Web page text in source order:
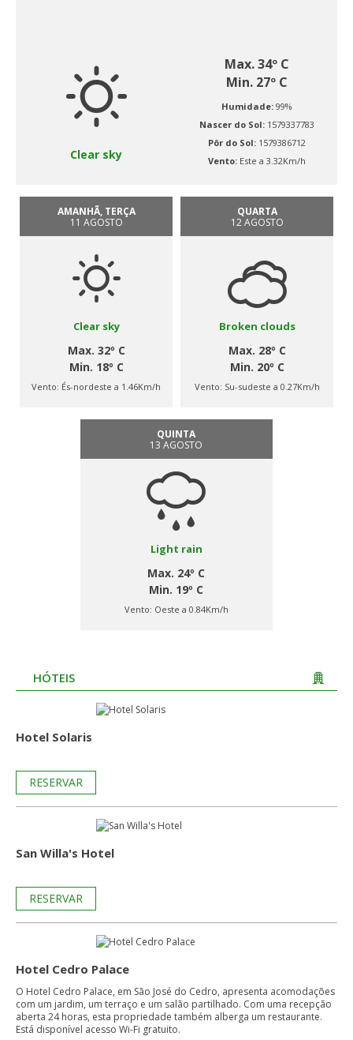
Clear sky
Max. 34º C
Min. 27º C
Humidade: 99%
Nascer do Sol: 1579337783
Pôr do Sol: 1579386712
Vento: Este a 3.32Km/h
AMANHÃ, TERÇA
11 AGOSTO
Clear sky
Max. 32º C
Min. 18º C
Vento: És-nordeste a 1.46Km/h
QUARTA
12 AGOSTO
Broken clouds
Max. 28º C
Min. 20º C
Vento: Su-sudeste a 0.27Km/h
QUINTA
13 AGOSTO
Light rain
Max. 24º C
Min. 19º C
Vento: Oeste a 0.84Km/h
HÓTEIS
Hotel Solaris
RESERVAR
San Willa's Hotel
RESERVAR
Hotel Cedro Palace
O Hotel Cedro Palace, em São José do Cedro, apresenta acomodações
com um jardim, um terraço e um salão partilhado. Com uma recepção
aberta 24 horas, esta propriedade também alberga um restaurante.
Está disponível acesso Wi-Fi gratuito.